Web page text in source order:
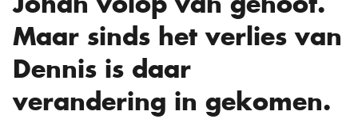
Maar sinds het verlies van
Dennis is daar
verandering in gekomen.